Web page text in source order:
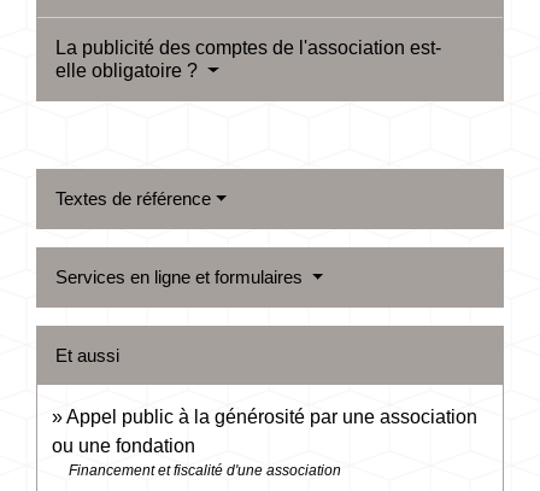
La publicité des comptes de l'association est-
elle obligatoire ?
Textes de référence
Services en ligne et formulaires
Et aussi
Appel public à la générosité par une association
ou une fondation
Financement et fiscalité d'une association